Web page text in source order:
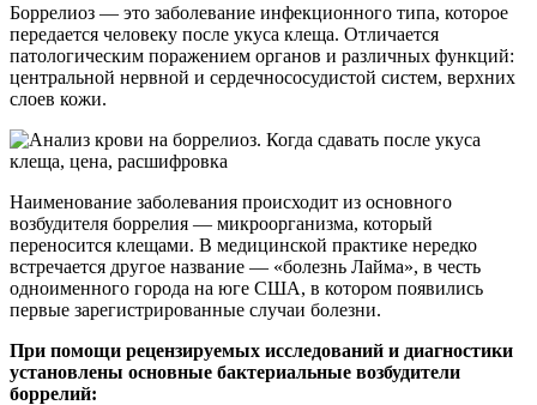
Боррелиоз — это заболевание инфекционного типа, которое
передается человеку после укуса клеща. Отличается
патологическим поражением органов и различных функций:
центральной нервной и сердечнососудистой систем, верхних
слоев кожи.
Наименование заболевания происходит из основного
возбудителя боррелия — микроорганизма, который
переносится клещами. В медицинской практике нередко
встречается другое название — «болезнь Лайма», в честь
одноименного города на юге США, в котором появились
первые зарегистрированные случаи болезни.
При помощи рецензируемых исследований и диагностики
установлены основные бактериальные возбудители
боррелий: